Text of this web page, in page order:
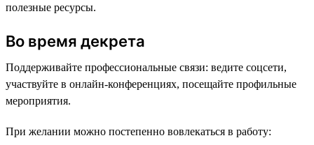
полезные ресурсы.
Во время декрета
Поддерживайте профессиональные связи: ведите соцсети,
участвуйте в онлайн-конференциях, посещайте профильные
мероприятия.
При желании можно постепенно вовлекаться в работу: